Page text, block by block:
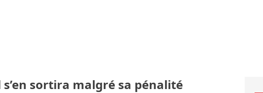
s’en sortira malgré sa pénalité